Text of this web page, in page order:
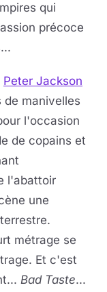
qui
précoce
Peter Jackson
de manivelles
l'occasion
de copains et
l'abattoir
une
métrage se
Et c'est
Bad Taste...